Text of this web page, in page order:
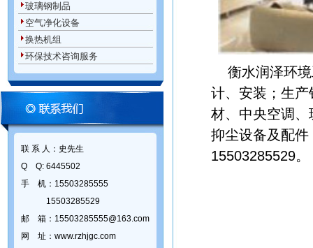
玻璃钢制品
空气净化设备
换热机组
环保技术咨询服务
联 系 人：史先生
Q Q: 6445502
手 机：15503285555
15503285529
邮 箱：15503285555@163.com
网 址：www.rzhjgc.com
衡水润泽环境
计、安装；生
材、中央空调
抑尘设备及配
15503285529。